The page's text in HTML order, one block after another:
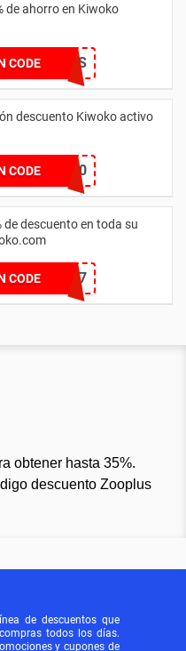
de ahorro en Kiwoko
CODE HILLS
descuento Kiwoko activo
CODE
VUELTA10
de descuento en toda su
CODE GSG7
obtener hasta 35%.
descuento Zooplus
de descuentos que
todos los días.
y cupones de